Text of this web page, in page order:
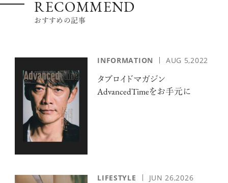
RECOMMEND
おすすめの記事
INFORMATION AUG 5,2022
タブロイドマガジン
AdvancedTimeをお手元に
LIFESTYLE JUN 26,2026